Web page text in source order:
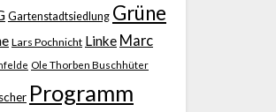
Gartenstadtsiedlung Grüne
Lars Pochnicht Linke Marc
Ole Thorben Buschhüter
Programm